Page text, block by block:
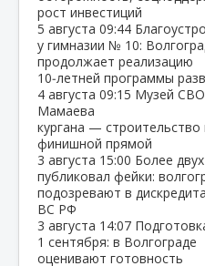
рост инвестиций
5 августа 09:44
у гимназии № 10:
продолжает реализацию
10‑летней программы
4 августа 09:15 Музей
Мамаева
кургана — строительство
финишной прямой
3 августа 15:00 Более
публиковал фейки:
подозревают в
ВС РФ
3 августа 14:07
1 сентября: в Волгограде
оценивают готовность